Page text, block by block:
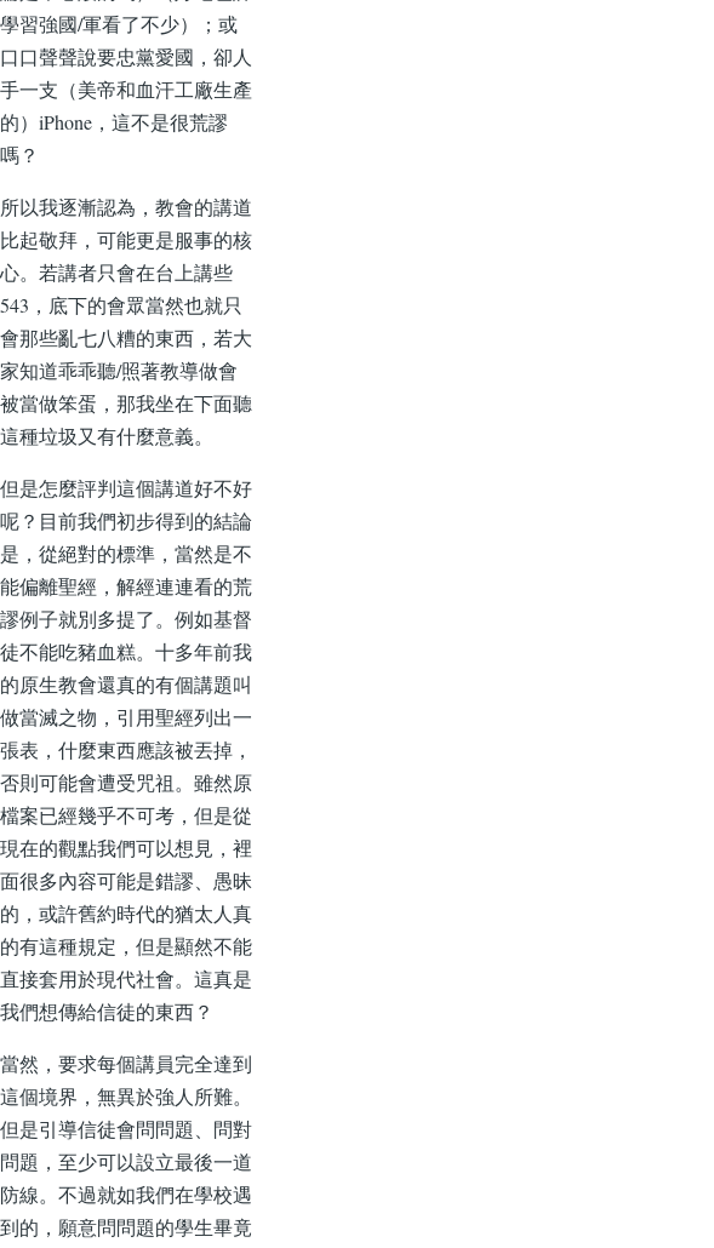
學習強國/軍看了不少）；或
口口聲聲說要忠黨愛國，卻人
手一支（美帝和血汗工廠生產
的）iPhone，這不是很荒謬
嗎？
所以我逐漸認為，教會的講道
比起敬拜，可能更是服事的核
心。若講者只會在台上講些
543，底下的會眾當然也就只
會那些亂七八糟的東西，若大
家知道乖乖聽/照著教導做會
被當做笨蛋，那我坐在下面聽
這種垃圾又有什麼意義。
但是怎麼評判這個講道好不好
呢？目前我們初步得到的結論
是，從絕對的標準，當然是不
能偏離聖經，解經連連看的荒
謬例子就別多提了。例如基督
徒不能吃豬血糕。十多年前我
的原生教會還真的有個講題叫
做當滅之物，引用聖經列出一
張表，什麼東西應該被丟掉，
否則可能會遭受咒祖。雖然原
檔案已經幾乎不可考，但是從
現在的觀點我們可以想見，裡
面很多內容可能是錯謬、愚昧
的，或許舊約時代的猶太人真
的有這種規定，但是顯然不能
直接套用於現代社會。這真是
我們想傳給信徒的東西？
當然，要求每個講員完全達到
這個境界，無異於強人所難。
但是引導信徒會問問題、問對
問題，至少可以設立最後一道
防線。不過就如我們在學校遇
到的，願意問問題的學生畢竟